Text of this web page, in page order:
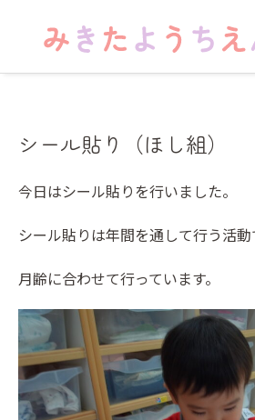
シール貼り（ほし組）
今日はシール貼りを行いました。
シール貼りは年間を通して行う活動
月齢に合わせて行っています。